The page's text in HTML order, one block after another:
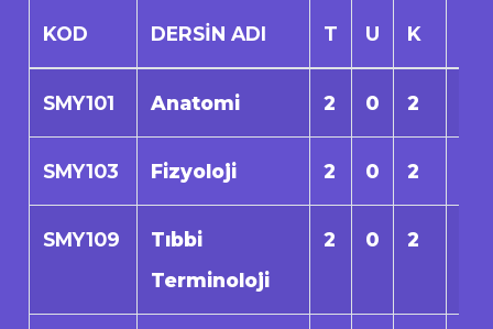
KOD DERSİN ADI T U K
SMY101 Anatomi 2 0 2
SMY103 Fizyoloji 2 0 2
SMY109
Tıbbi
Terminoloji
2 0 2